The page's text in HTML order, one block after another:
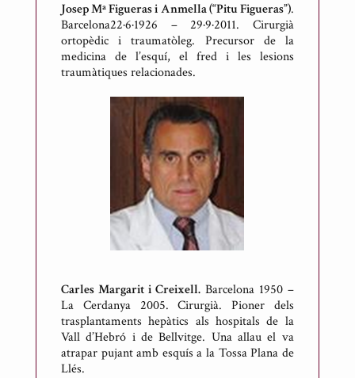
Josep Mª Figueras i Anmella (“Pitu Figueras”).
Barcelona22·6·1926 – 29·9·2011. Cirurgià
ortopèdic i traumatòleg. Precursor de la
medicina de l’esquí, el fred i les lesions
traumàtiques relacionades.
Carles Margarit i Creixell. Barcelona 1950 –
La Cerdanya 2005. Cirurgià. Pioner dels
trasplantaments hepàtics als hospitals de la
Vall d’Hebró i de Bellvitge. Una allau el va
atrapar pujant amb esquís a la Tossa Plana de
Llés.